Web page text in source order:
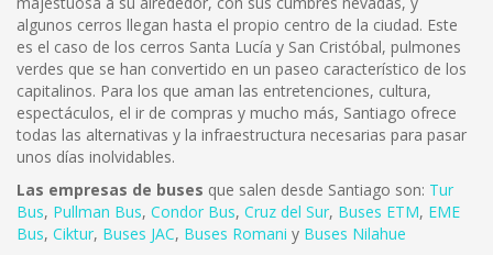
algunos cerros llegan hasta el propio centro de la ciudad. Este
es el caso de los cerros Santa Lucía y San Cristóbal, pulmones
verdes que se han convertido en un paseo característico de los
capitalinos. Para los que aman las entretenciones, cultura,
espectáculos, el ir de compras y mucho más, Santiago ofrece
todas las alternativas y la infraestructura necesarias para pasar
unos días inolvidables.
Las empresas de buses que salen desde Santiago son: Tur
Bus, Pullman Bus, Condor Bus, Cruz del Sur, Buses ETM, EME
Bus, Ciktur, Buses JAC, Buses Romani y Buses Nilahue